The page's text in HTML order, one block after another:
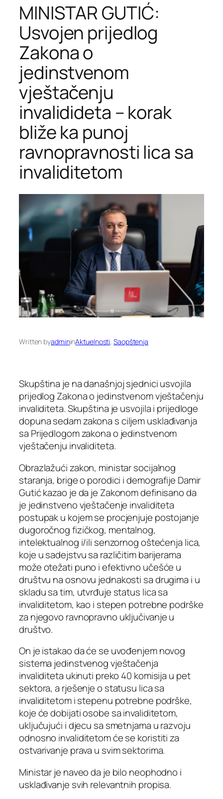
MINISTAR GUTIĆ:
Usvojen prijedlog
Zakona o
jedinstvenom
vještačenju
invalidideta – korak
bliže ka punoj
ravnopravnosti lica sa
invaliditetom
Written byadmininAktuelnosti, Saopštenja
Skupština je na današnjoj sjednici usvojila
prijedlog Zakona o jedinstvenom vještačenju
invaliditeta. Skupština je usvojila i prijedloge
dopuna sedam zakona s ciljem usklađivanja
sa Prijedlogom zakona o jedinstvenom
vještačenju invaliditeta.
Obrazlažući zakon, ministar socijalnog
staranja, brige o porodici i demografije Damir
Gutić kazao je da je Zakonom definisano da
je jedinstveno vještačenje invaliditeta
postupak u kojem se procjenjuje postojanje
dugoročnog fizičkog, mentalnog,
intelektualnog i/ili senzornog oštećenja lica,
koje u sadejstvu sa različitim barijerama
može otežati puno i efektivno učešće u
društvu na osnovu jednakosti sa drugima i u
skladu sa tim, utvrđuje status lica sa
invaliditetom, kao i stepen potrebne podrške
za njegovo ravnopravno uključivanje u
društvo.
On je istakao da će se uvođenjem novog
sistema jedinstvenog vještačenja
invaliditeta ukinuti preko 40 komisija u pet
sektora, a rješenje o statusu lica sa
invaliditetom i stepenu potrebne podrške,
koje će dobijati osobe sa invaliditetom,
uključujući i djecu sa smetnjama u razvoju
odnosno invaliditetom će se koristiti za
ostvarivanje prava u svim sektorima.
Ministar je naveo da je bilo neophodno i
usklađivanje svih relevantnih propisa.